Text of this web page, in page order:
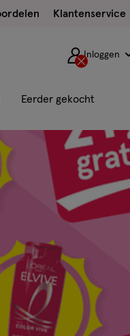
Klantenservice
Inloggen
Eerder gekocht